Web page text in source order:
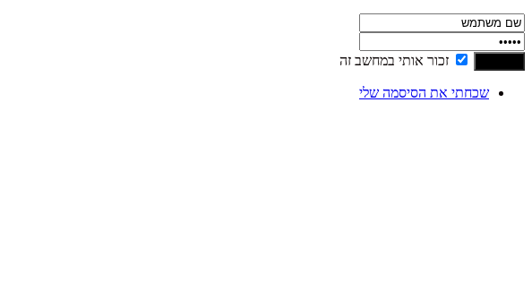
זכור אותי במחשב זה
שכחתי את הסיסמה שלי